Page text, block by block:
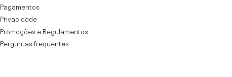
Pagamentos
Privacidade
Promoções e Regulamentos
Perguntas frequentes